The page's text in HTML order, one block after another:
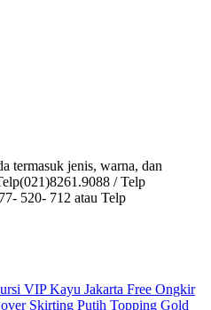
termasuk jenis, warna, dan
/ Telp
520- 712 atau Telp
VIP Kayu Jakarta Free Ongkir
Skirting Putih Topping Gold